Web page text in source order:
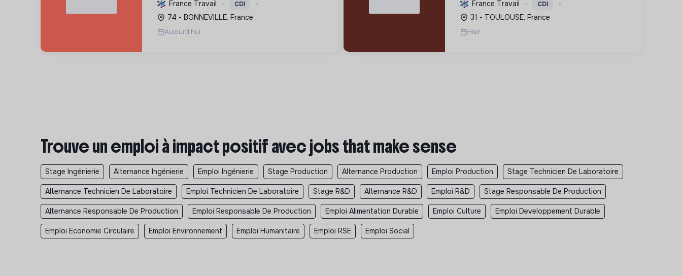
transition écologique, le tout dans le
respect de l'éthique.
France Travail CDI
74 - BONNEVILLE, France
Aujourd'hui
l'hygiène sanitaire pour un futur durable.
France Travail CDI
31 - TOULOUSE, France
Hier
Trouve un emploi à impact positif avec jobs that make sense
Stage Ingénierie Alternance Ingénierie Emploi Ingénierie Stage Production Alternance Production Emploi Production Stage Technicien De Laboratoire
Alternance Technicien De Laboratoire Emploi Technicien De Laboratoire Stage R&D Alternance R&D Emploi R&D Stage Responsable De Production
Alternance Responsable De Production Emploi Responsable De Production Emploi Alimentation Durable Emploi Culture Emploi Developpement Durable
Emploi Economie Circulaire Emploi Environnement Emploi Humanitaire Emploi RSE Emploi Social